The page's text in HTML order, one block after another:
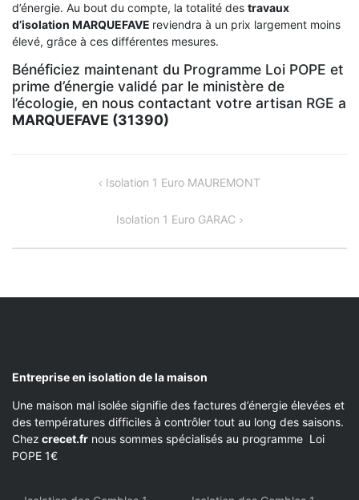
d’énergie. Au bout du compte, la totalité des travaux
d’isolation MARQUEFAVE reviendra à un prix largement moins
élevé, grâce à ces différentes mesures.
Bénéficiez maintenant du Programme Loi POPE et
prime d’énergie validé par le ministère de
l’écologie, en nous contactant votre artisan RGE a
MARQUEFAVE (31390)
NAVIGATIONIsolation 1 Euro MAUREMONT
Isolation 1 Euro GARAC
Entreprise en isolation de la maison
Une maison mal isolée signifie des factures d’énergie élevées et
des températures difficiles à contrôler tout au long des saisons.
Chez crecet.fr nous sommes spécialisés au programme Loi
POPE 1€